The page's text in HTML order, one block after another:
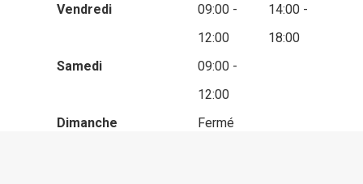
Vendredi
09:00 -
12:00
14:00 -
18:00
Samedi
09:00 -
12:00
Dimanche
Fermé